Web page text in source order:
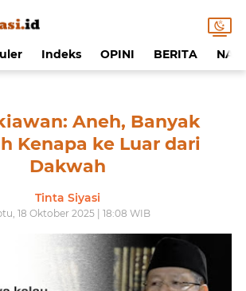
Indeks OPINI BERITA
Aneh, Banyak
Kenapa ke Luar dari
Dakwah
Tinta Siyasi
18 Oktober 2025 | 18:08 WIB